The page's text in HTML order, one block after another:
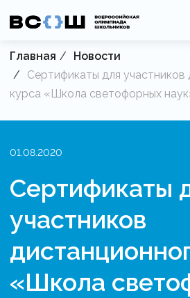
Главная
Новости
Сертификаты для участников
курса «Школа светофорных
01.08.2020
Сертификаты
участников
«Школа